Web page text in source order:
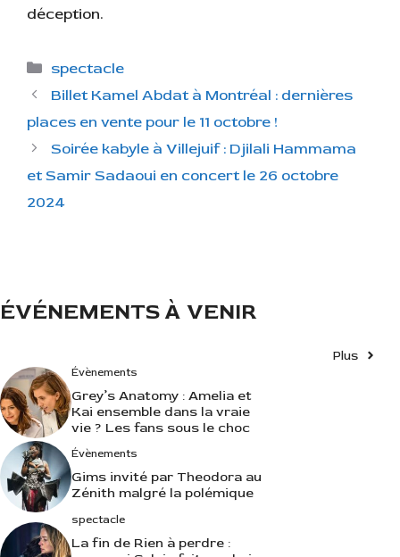
déception.
C
a
é
g
o
r
spectacle
Billet Kamel Abdat à Montréal : dernières
places en vente pour le 11 octobre !
Soirée kabyle à Villejuif : Djilali Hammama
et Samir Sadaoui en concert le 26 octobre
2024
ÉVÉNEMENTS À VENIR
Plus
Évènements
Grey’s Anatomy : Amelia et
Kai ensemble dans la vraie
vie ? Les fans sous le choc
Évènements
Gims invité par Theodora au
Zénith malgré la polémique
spectacle
La fin de Rien à perdre :